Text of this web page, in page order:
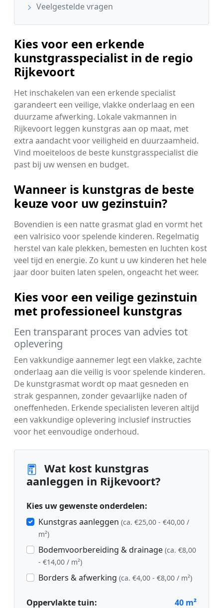
Veelgestelde vragen
Kies voor een erkende
kunstgrasspecialist in de regio
Rijkevoort
Het inschakelen van een erkende specialist
garandeert een veilige, vlakke onderlaag en een
duurzame afwerking. Lokale vakmannen in
Rijkevoort leggen kunstgras aan op maat, met
extra aandacht voor veiligheid en duurzaamheid.
Vind moeiteloos de beste kunstgrasspecialist die
past bij uw wensen en budget.
Wanneer is kunstgras de beste
keuze voor uw gezinstuin?
Bovendien is een natte grasmat glad en vormt het
een valrisico voor spelende kinderen. Regelmatig
herstel van kale plekken, bemesten en luchten kost
veel tijd en energie. Zo kunt u uw kinderen het hele
jaar door buiten laten spelen, ongeacht het weer.
Kies voor een veilige gezinstuin
met professioneel kunstgras
Een transparant proces van advies tot
oplevering
Een vakkundige aannemer legt een vlakke, zachte
onderlaag aan die veilig is voor spelende kinderen.
De kunstgrasmat wordt op maat gesneden en
strak gespannen, zonder gevaarlijke naden of
oneffenheden. Erkende specialisten leveren altijd
een vakkundige oplevering inclusief instructies
voor het eenvoudige onderhoud.
Wat kost kunstgras
aanleggen in Rijkevoort?
Kies uw gewenste onderdelen:
Kunstgras aanleggen (ca. €25,00 - €40,00 /
m²)
Bodemvoorbereiding & drainage (ca. €8,00
- €14,00 / m²)
Borders & afwerking (ca. €4,00 - €8,00 / m²)
Oppervlakte tuin: 40 m²